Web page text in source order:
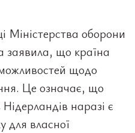
Міністерства оборони
заявила, що країна
щодо
Це означає, що
Нідерландів наразі є
для власної